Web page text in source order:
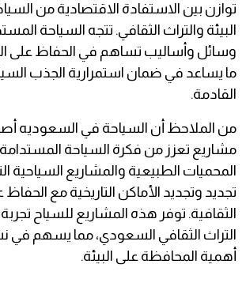
توازن بين الاستفادة الاقتصادية من
البيئة والتراث الثقافي. تتجه السياحة
وسائل وأساليب تساهم في الحفاظ على
ما يساعد في ضمان استمرارية الجذب
القادمة.
من الملاحظ أن السياحة في السعوديه
مشاريع تعزز من فكرة السياحة
المحميات الطبيعية والمشاريع السياحية
تجديد وتجديد الأماكن التاريخية مع
الثقافية. توفر هذه المشاريع للسياح
التراث الثقافي السعودي، مما يسهم في
أهمية المحافظة على البيئة.